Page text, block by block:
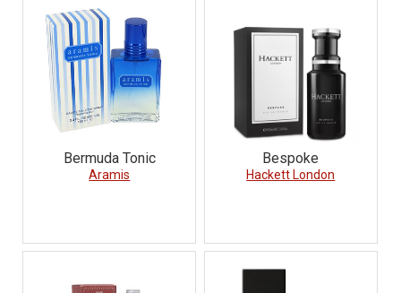
Bermuda Tonic
Aramis
Bespoke
Hackett London